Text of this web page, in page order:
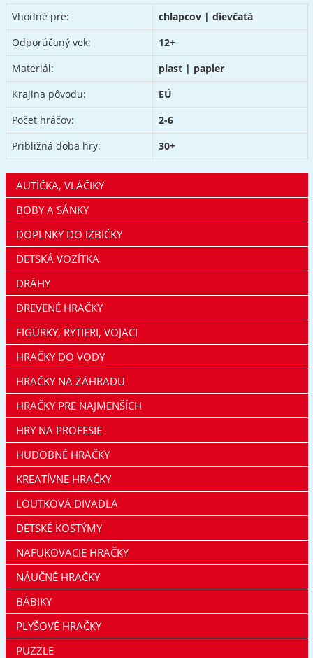
Vhodné pre:
chlapcov | dievčatá
Odporúčaný vek:
12+
Materiál:
plast | papier
Krajina pôvodu:
EÚ
Počet hráčov:
2-6
Približná doba hry:
30+
AUTÍČKA, VLÁČIKY
BOBY A SÁNKY
DOPLNKY DO IZBIČKY
DETSKÁ VOZÍTKA
DRÁHY
DREVENÉ HRAČKY
FIGÚRKY, RYTIERI, VOJACI
HRAČKY DO VODY
HRAČKY NA ZÁHRADU
HRAČKY PRE NAJMENŠÍCH
HRY NA PROFESIE
HUDOBNÉ HRAČKY
KREATÍVNE HRAČKY
LOUTKOVÁ DIVADLA
DETSKÉ KOSTÝMY
NAFUKOVACIE HRAČKY
NÁUČNÉ HRAČKY
BÁBIKY
PLYŠOVÉ HRAČKY
PUZZLE